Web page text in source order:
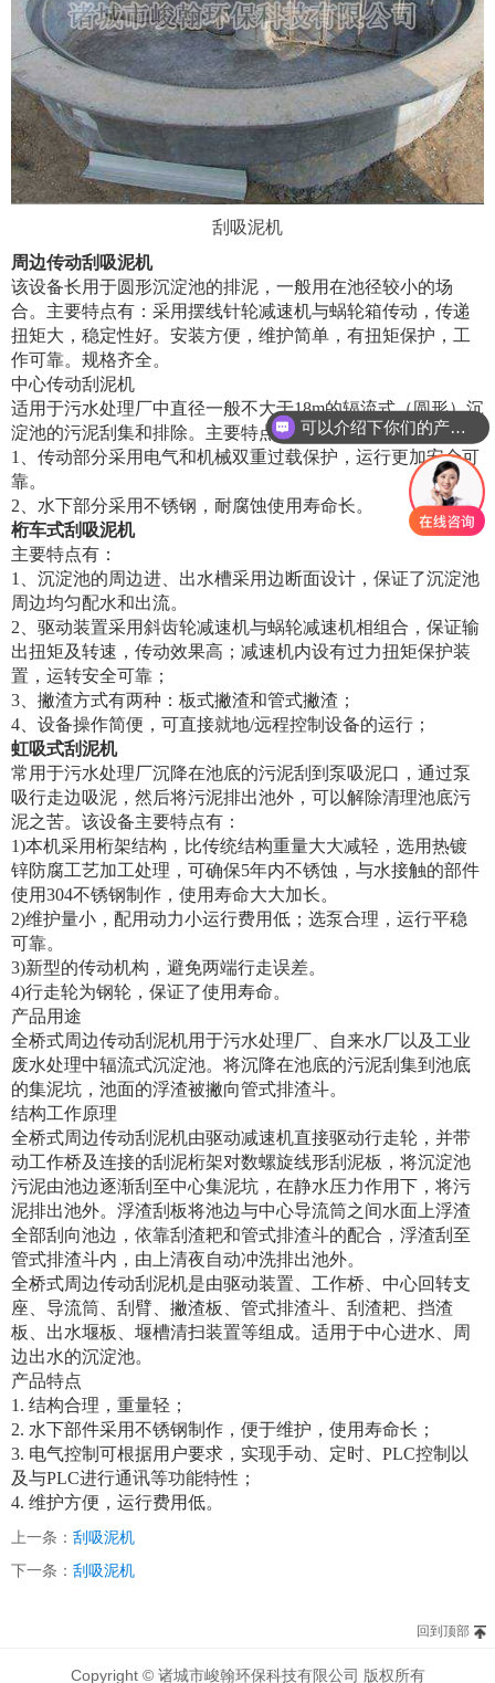
刮吸泥机
周边传动刮吸泥机
该设备长用于圆形沉淀池的排泥，一般用在池径较小的场
合。主要特点有：采用摆线针轮减速机与蜗轮箱传动，传递
扭矩大，稳定性好。安装方便，维护简单，有扭矩保护，工
作可靠。规格齐全。
中心传动刮泥机
适用于污水处理厂中直径一般不大于18m的辐流式（圆形）沉
淀池的污泥刮集和排除。主要特点有：
1、传动部分采用电气和机械双重过载保护，运行更加安全可
靠。
2、水下部分采用不锈钢，耐腐蚀使用寿命长。
桁车式刮吸泥机
主要特点有：
1、沉淀池的周边进、出水槽采用边断面设计，保证了沉淀池
周边均匀配水和出流。
2、驱动装置采用斜齿轮减速机与蜗轮减速机相组合，保证输
出扭矩及转速，传动效果高；减速机内设有过力扭矩保护装
置，运转安全可靠；
3、撇渣方式有两种：板式撇渣和管式撇渣；
4、设备操作简便，可直接就地/远程控制设备的运行；
虹吸式刮泥机
常用于污水处理厂沉降在池底的污泥刮到泵吸泥口，通过泵
吸行走边吸泥，然后将污泥排出池外，可以解除清理池底污
泥之苦。该设备主要特点有：
1)本机采用桁架结构，比传统结构重量大大减轻，选用热镀
锌防腐工艺加工处理，可确保5年内不锈蚀，与水接触的部件
使用304不锈钢制作，使用寿命大大加长。
2)维护量小，配用动力小运行费用低；选泵合理，运行平稳
可靠。
3)新型的传动机构，避免两端行走误差。
4)行走轮为钢轮，保证了使用寿命。
产品用途
全桥式周边传动刮泥机用于污水处理厂、自来水厂以及工业
废水处理中辐流式沉淀池。将沉降在池底的污泥刮集到池底
的集泥坑，池面的浮渣被撇向管式排渣斗。
结构工作原理
全桥式周边传动刮泥机由驱动减速机直接驱动行走轮，并带
动工作桥及连接的刮泥桁架对数螺旋线形刮泥板，将沉淀池
污泥由池边逐渐刮至中心集泥坑，在静水压力作用下，将污
泥排出池外。浮渣刮板将池边与中心导流筒之间水面上浮渣
全部刮向池边，依靠刮渣耙和管式排渣斗的配合，浮渣刮至
管式排渣斗内，由上清夜自动冲洗排出池外。
全桥式周边传动刮泥机是由驱动装置、工作桥、中心回转支
座、导流筒、刮臂、撇渣板、管式排渣斗、刮渣耙、挡渣
板、出水堰板、堰槽清扫装置等组成。适用于中心进水、周
边出水的沉淀池。
产品特点
1. 结构合理，重量轻；
2. 水下部件采用不锈钢制作，便于维护，使用寿命长；
3. 电气控制可根据用户要求，实现手动、定时、PLC控制以
及与PLC进行通讯等功能特性；
4. 维护方便，运行费用低。
上一条： 刮吸泥机
下一条： 刮吸泥机
回到顶部
Copyright © 诸城市峻翰环保科技有限公司 版权所有
可以介绍下你们的产品么